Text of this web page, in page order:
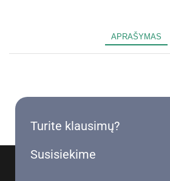
APRAŠYMAS
Turite klausimų?
Susisiekime